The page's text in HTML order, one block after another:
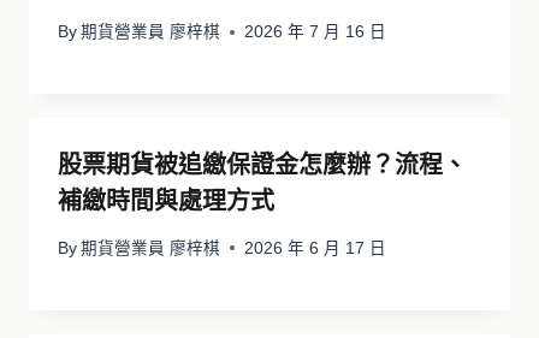
By 期貨營業員 廖梓棋 2026 年 7 月 16 日
股票期貨被追繳保證金怎麼辦？流程、
補繳時間與處理方式
By 期貨營業員 廖梓棋 2026 年 6 月 17 日